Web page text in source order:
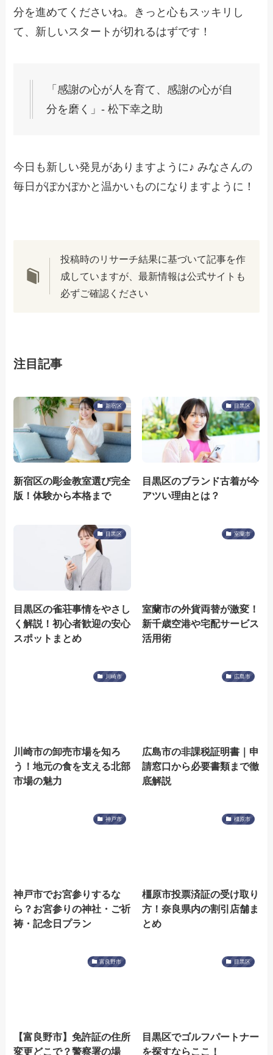
分を進めてくださいね。きっと心もスッキリし
て、新しいスタートが切れるはずです！
「感謝の心が人を育て、感謝の心が自
分を磨く」- 松下幸之助
今日も新しい発見がありますように♪ みなさんの
毎日がぽかぽかと温かいものになりますように！
投稿時のリサーチ結果に基づいて記事を作
成していますが、最新情報は公式サイトも
必ずご確認ください
注目記事
新宿区
新宿区の彫金教室選び完全
版！体験から本格まで
目黒区
目黒区のブランド古着が今
アツい理由とは？
目黒区
目黒区の雀荘事情をやさし
く解説！初心者歓迎の安心
スポットまとめ
室蘭市
室蘭市の外貨両替が激変！
新千歳空港や宅配サービス
活用術
川崎市
川崎市の卸売市場を知ろ
う！地元の食を支える北部
市場の魅力
広島市
広島市の非課税証明書｜申
請窓口から必要書類まで徹
底解説
神戸市
神戸市でお宮参りするな
ら？お宮参りの神社・ご祈
祷・記念日プラン
橿原市
橿原市投票済証の受け取り
方！奈良県内の割引店舗ま
とめ
富良野市
【富良野市】免許証の住所
変更どこで？警察署の場
目黒区
目黒区でゴルフパートナー
を探すならここ！